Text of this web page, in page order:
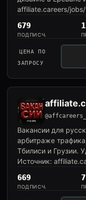
affiliate.careers/
679
ПОДПИСЧ.
ЦЕНА ПО
ЗАПРОСУ
Вакансии для
арбитраже
Тбилиси и Грузии.
Источник:
669
ПОДПИСЧ.
7